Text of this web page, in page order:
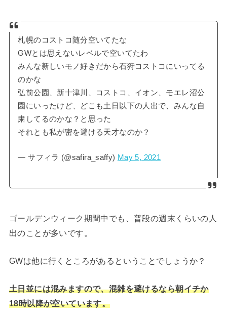
札幌のコストコ随分空いてたな
GWとは思えないレベルで空いてたわ
みんな新しいモノ好きだから石狩コストコにいってる
のかな
弘前公園、新十津川、コストコ、イオン、モエレ沼公
園にいったけど、どこも土日以下の人出で、みんな自
粛してるのかな？と思った
それとも私が密を避ける天才なのか？
— サフィラ (@safira_saffy) May 5, 2021
ゴールデンウィーク期間中でも、普段の週末くらいの人
出のことが多いです。
GWは他に行くところがあるということでしょうか？
土日並には混みますので、混雑を避けるなら朝イチか
18時以降が空いています。